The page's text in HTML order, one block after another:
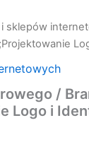
sklepów
/
Logo i